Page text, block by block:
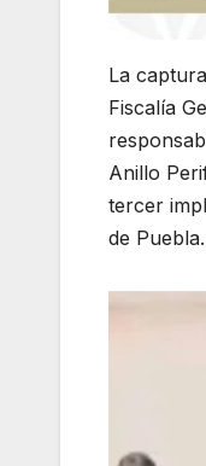
La
Fiscalía
Anillo
tercer
de Puebla.